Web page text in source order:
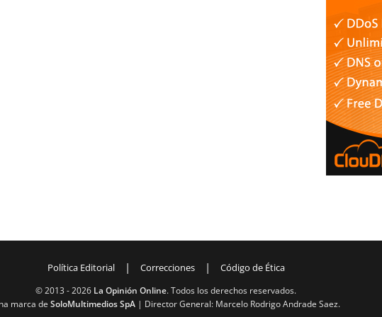
Política Editorial | Correcciones | Código de Ética
© 2013 -2026 La Opinión Online. Todos los derechos reservados.
marca de SoloMultimedios SpA| Director General: Marcelo Rodrigo Andrade Saez.